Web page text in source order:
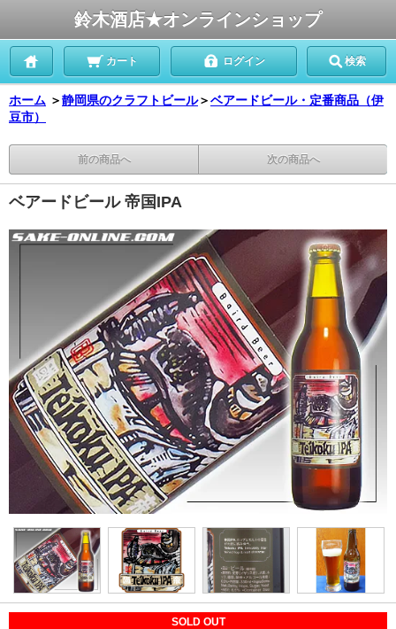
鈴木酒店★オンラインショップ
カート ログイン 検索
ホーム ＞静岡県のクラフトビール＞ベアードビール・定番商品（伊
豆市）
前の商品へ 次の商品へ
ベアードビール 帝国IPA
SOLD OUT